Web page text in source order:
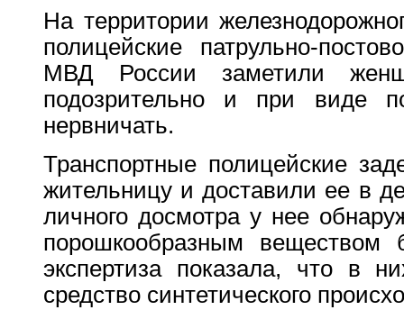
На территории
полицейские патрульно-
МВД России заметили
подозрительно и при виде
нервничать.
Транспортные полицейские
жительницу и доставили ее в
личного досмотра у нее
порошкообразным веществом
экспертиза показала, что в
средство синтетического